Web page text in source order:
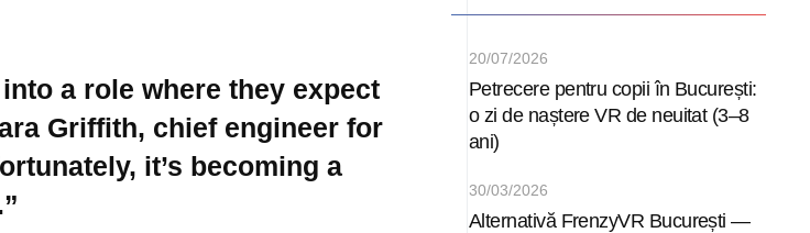
a role where they expect
Griffith, chief engineer for
it’s becoming a
Petrecere pentru copii în București:
o zi de naștere VR de neuitat (3–8
ani)
20/07/2026
Alternativă FrenzyVR București —
30/03/2026